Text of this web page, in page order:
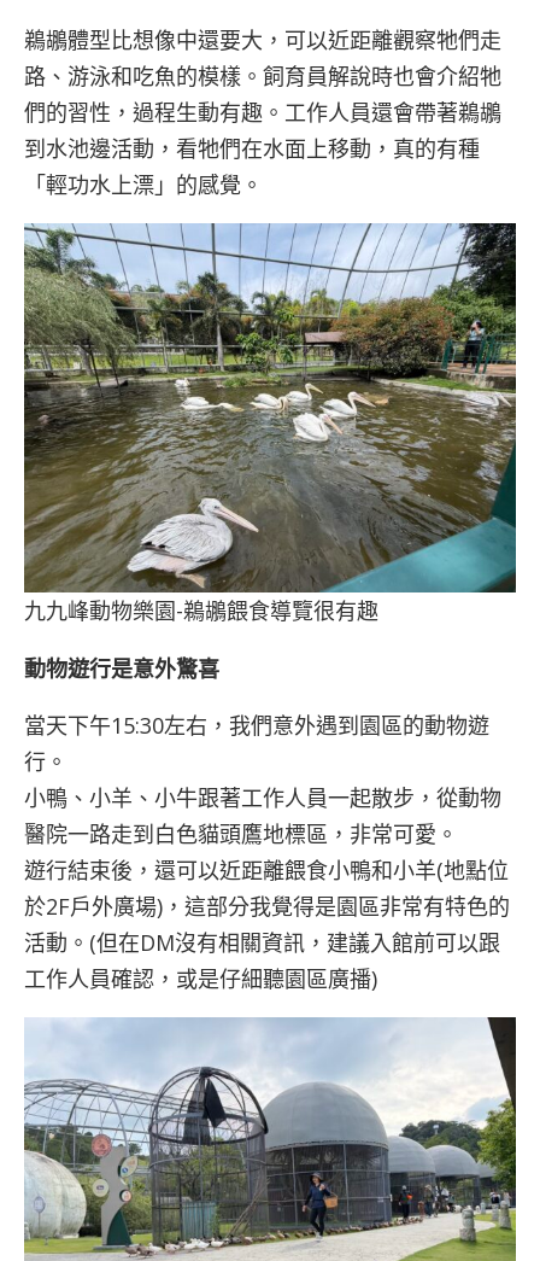
鵜鶘體型比想像中還要大，可以近距離觀察牠們走
路、游泳和吃魚的模樣。飼育員解說時也會介紹牠
們的習性，過程生動有趣。工作人員還會帶著鵜鶘
到水池邊活動，看牠們在水面上移動，真的有種
「輕功水上漂」的感覺。
九九峰動物樂園-鵜鶘餵食導覽很有趣
動物遊行是意外驚喜
當天下午15:30左右，我們意外遇到園區的動物遊
行。
小鴨、小羊、小牛跟著工作人員一起散步，從動物
醫院一路走到白色貓頭鷹地標區，非常可愛。
遊行結束後，還可以近距離餵食小鴨和小羊(地點位
於2F戶外廣場)，這部分我覺得是園區非常有特色的
活動。(但在DM沒有相關資訊，建議入館前可以跟
工作人員確認，或是仔細聽園區廣播)